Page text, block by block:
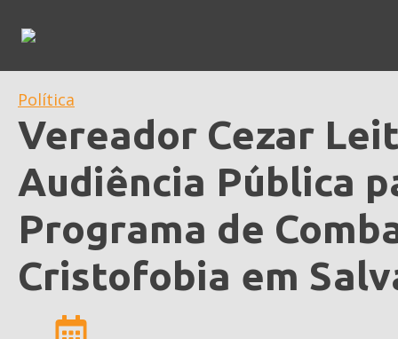
Política
Vereador Cezar
Audiência Pública
Programa de
Cristofobia em